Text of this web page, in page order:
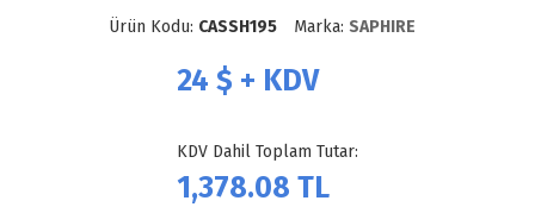
Ürün Kodu: CASSH195 Marka: SAPHIRE
24 $ + KDV
KDV Dahil Toplam Tutar:
1,378.08 TL